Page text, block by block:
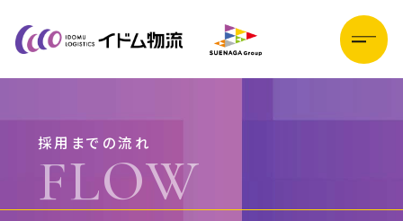
CORPORATE
会社を知る
採用までの流れ
FLOW